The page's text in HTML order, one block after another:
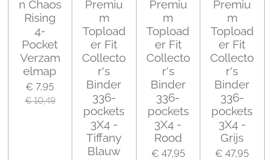
n Chaos
Rising
4-
Pocket
Verzam
elmap
€ 7,95
€ 10,49
Premiu
m
Topload
er Fit
Collecto
r's
Binder
336-
pockets
3X4 -
Tiffany
Blauw
Premiu
m
Topload
er Fit
Collecto
r's
Binder
336-
pockets
3X4 -
Rood
€ 47,95
Premiu
m
Topload
er Fit
Collecto
r's
Binder
336-
pockets
3X4 -
Grijs
€ 47,95